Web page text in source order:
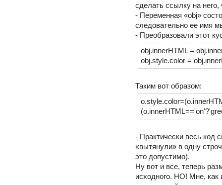
сделать ссылку на
- Переменная «obj»
следовательно ее имя
- Преобразовали этот
obj.innerHTML =
obj.style.color =
Таким вот образом:
- Практически весь код
«вытянули» в одну
это допустимо).
Ну вот и все, теперь
исходного. НО! Мне, как